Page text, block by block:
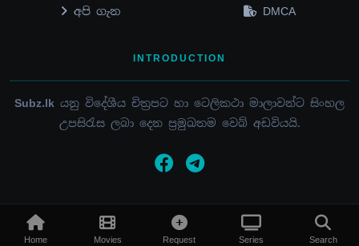
Home Movies Request Series Search
අපි ගැන
DMCA
INTRODUCTION
Subz.lk යනු විදේශීය චිත්‍රපට හා ටෙලිකථා මාලාවන්ට සිංහල
උපසිරැස ලබා දෙන ප්‍රමුඛතම වෙබ් අඩවියයි.
© 2015 - 2026 / SUBZ.LK / ALL RIGHTS RESERVED